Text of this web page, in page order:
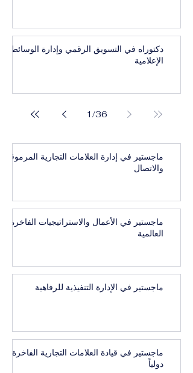
دكتوراه في التسويق الرقمي وإدارة الوسائط
الإعلامية
1 /36
ماجستير في إدارة العلامات التجارية المرموقة
والاتصال
ماجستير في الأعمال والاستراتيجيات الفاخرة
العالمية
ماجستير في الإدارة التنفيذية للرفاهية
ماجستير في قيادة العلامات التجارية الفاخرة
دولياً